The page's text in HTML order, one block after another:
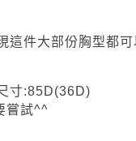
這件大部份胸型都
寸:85D(36D)
嘗試^^